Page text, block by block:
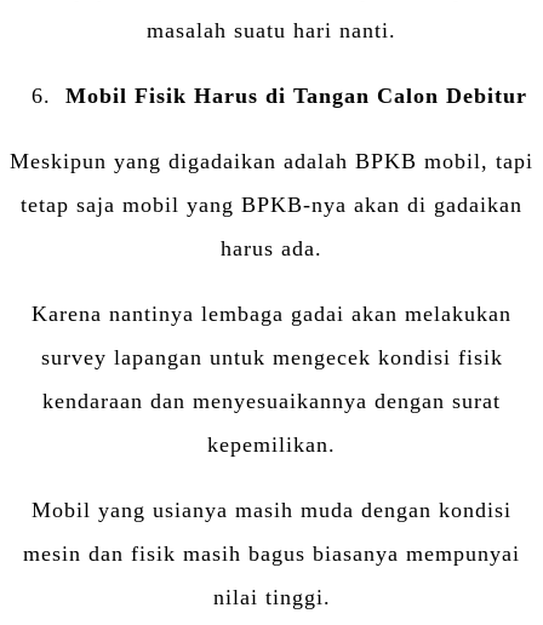
masalah suatu hari nanti.
Mobil Fisik Harus di Tangan Calon Debitur
Meskipun yang digadaikan adalah BPKB mobil, tapi
tetap saja mobil yang BPKB-nya akan di gadaikan
harus ada.
Karena nantinya lembaga gadai akan melakukan
survey lapangan untuk mengecek kondisi fisik
kendaraan dan menyesuaikannya dengan surat
kepemilikan.
Mobil yang usianya masih muda dengan kondisi
mesin dan fisik masih bagus biasanya mempunyai
nilai tinggi.